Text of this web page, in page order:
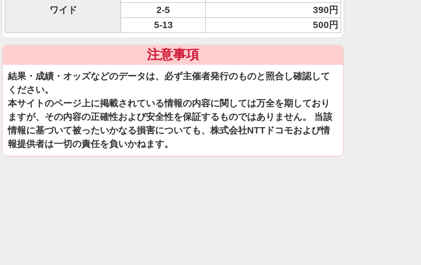
ワイド
2-5
390円
5-13
500円
注意事項
結果・成績・オッズなどのデータは、必ず主催者発行のものと照合し確認して
ください。
本サイトのページ上に掲載されている情報の内容に関しては万全を期しており
ますが、その内容の正確性および安全性を保証するものではありません。 当該
情報に基づいて被ったいかなる損害についても、株式会社NTTドコモおよび情
報提供者は一切の責任を負いかねます。